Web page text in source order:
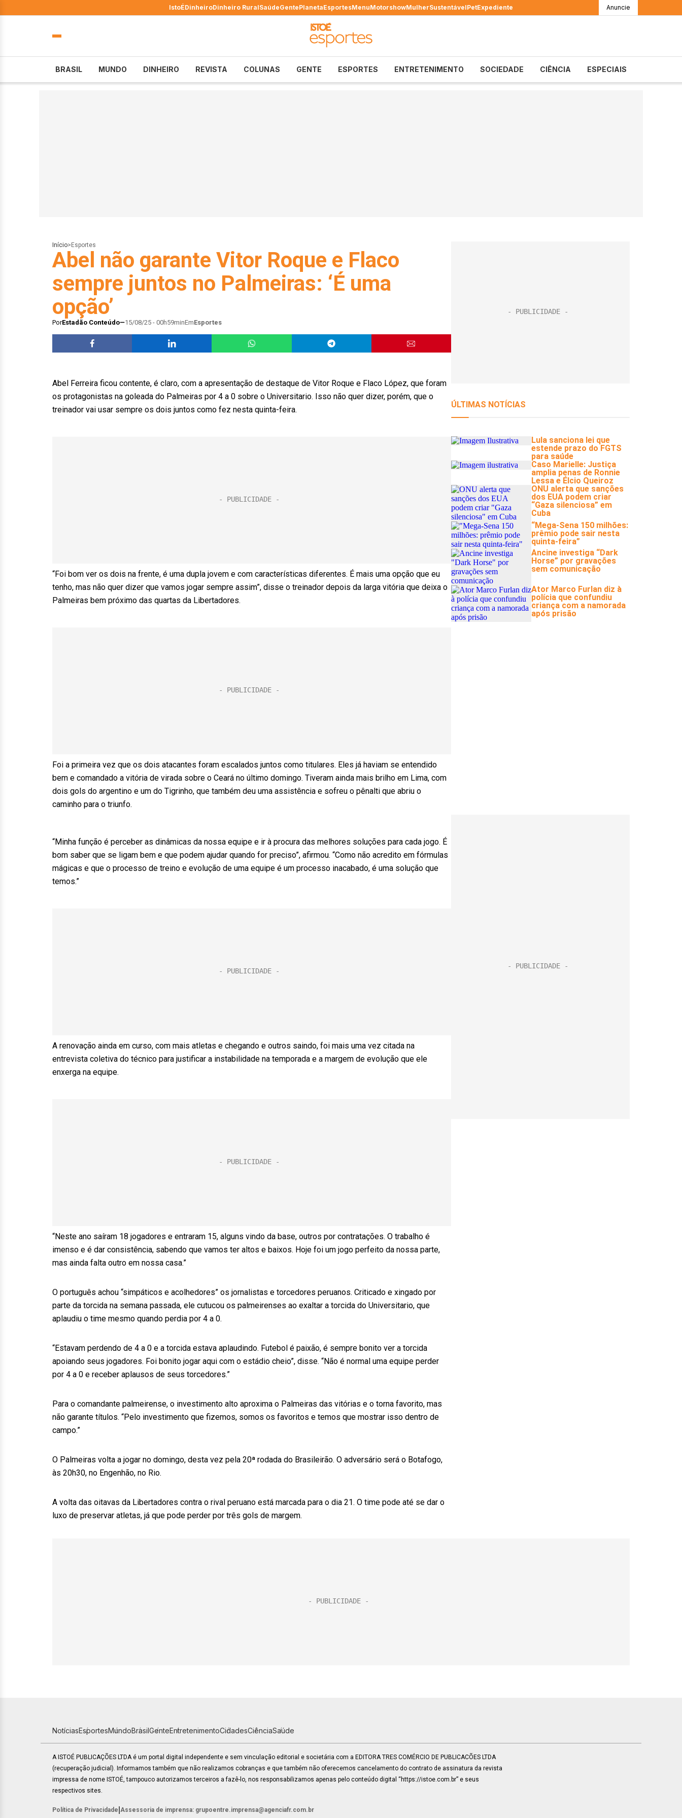
IstoÉDinheiroDinheiro RuralSaúdeGentePlanetaEsportesMenuMotorshowMulherSustentávelPetExpediente Anuncie
BRASIL MUNDO DINHEIRO REVISTA COLUNAS GENTE ESPORTES ENTRETENIMENTO SOCIEDADE CIÊNCIA ESPECIAIS
Início> Esportes
Abel não garante Vitor Roque e Flaco
sempre juntos no Palmeiras: ‘É uma
opção’
PorEstadão Conteúdo 15/08/25 - 00h59minEmEsportes
Abel Ferreira ficou contente, é claro, com a apresentação de destaque de Vitor Roque e Flaco López, que foram
os protagonistas na goleada do Palmeiras por 4 a 0 sobre o Universitario. Isso não quer dizer, porém, que o
treinador vai usar sempre os dois juntos como fez nesta quinta-feira.
“Foi bom ver os dois na frente, é uma dupla jovem e com características diferentes. É mais uma opção que eu
tenho, mas não quer dizer que vamos jogar sempre assim”, disse o treinador depois da larga vitória que deixa o
Palmeiras bem próximo das quartas da Libertadores.
Foi a primeira vez que os dois atacantes foram escalados juntos como titulares. Eles já haviam se entendido
bem e comandado a vitória de virada sobre o Ceará no último domingo. Tiveram ainda mais brilho em Lima, com
dois gols do argentino e um do Tigrinho, que também deu uma assistência e sofreu o pênalti que abriu o
caminho para o triunfo.
“Minha função é perceber as dinâmicas da nossa equipe e ir à procura das melhores soluções para cada jogo. É
bom saber que se ligam bem e que podem ajudar quando for preciso”, afirmou. “Como não acredito em fórmulas
mágicas e que o processo de treino e evolução de uma equipe é um processo inacabado, é uma solução que
temos.”
A renovação ainda em curso, com mais atletas e chegando e outros saindo, foi mais uma vez citada na
entrevista coletiva do técnico para justificar a instabilidade na temporada e a margem de evolução que ele
enxerga na equipe.
“Neste ano saíram 18 jogadores e entraram 15, alguns vindo da base, outros por contratações. O trabalho é
imenso e é dar consistência, sabendo que vamos ter altos e baixos. Hoje foi um jogo perfeito da nossa parte,
mas ainda falta outro em nossa casa.”
O português achou “simpáticos e acolhedores” os jornalistas e torcedores peruanos. Criticado e xingado por
parte da torcida na semana passada, ele cutucou os palmeirenses ao exaltar a torcida do Universitario, que
aplaudiu o time mesmo quando perdia por 4 a 0.
“Estavam perdendo de 4 a 0 e a torcida estava aplaudindo. Futebol é paixão, é sempre bonito ver a torcida
apoiando seus jogadores. Foi bonito jogar aqui com o estádio cheio”, disse. “Não é normal uma equipe perder
por 4 a 0 e receber aplausos de seus torcedores.”
Para o comandante palmeirense, o investimento alto aproxima o Palmeiras das vitórias e o torna favorito, mas
não garante títulos. “Pelo investimento que fizemos, somos os favoritos e temos que mostrar isso dentro de
campo.”
O Palmeiras volta a jogar no domingo, desta vez pela 20ª rodada do Brasileirão. O adversário será o Botafogo,
às 20h30, no Engenhão, no Rio.
A volta das oitavas da Libertadores contra o rival peruano está marcada para o dia 21. O time pode até se dar o
luxo de preservar atletas, já que pode perder por três gols de margem.
NotíciasEsportesMundoBrasilGenteEntretenimentoCidadesCiênciaSaúde
A ISTOÉ PUBLICAÇÕES LTDA é um portal digital independente e sem vinculação editorial e societária com a EDITORA TRES COMÉRCIO DE PUBLICACÕES LTDA
(recuperação judicial). Informamos também que não realizamos cobranças e que também não oferecemos cancelamento do contrato de assinatura da revista
impressa de nome ISTOÉ, tampouco autorizamos terceiros a fazê-lo, nos responsabilizamos apenas pelo conteúdo digital “https://istoe.com.br” e seus
respectivos sites.
Política de Privacidade Assessoria de imprensa: grupoentre.imprensa@agenciafr.com.br